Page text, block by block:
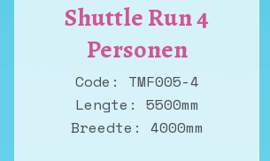
Shuttle Run 4
Personen
Code: TMF005-4
Lengte: 5500mm
Breedte: 4000mm